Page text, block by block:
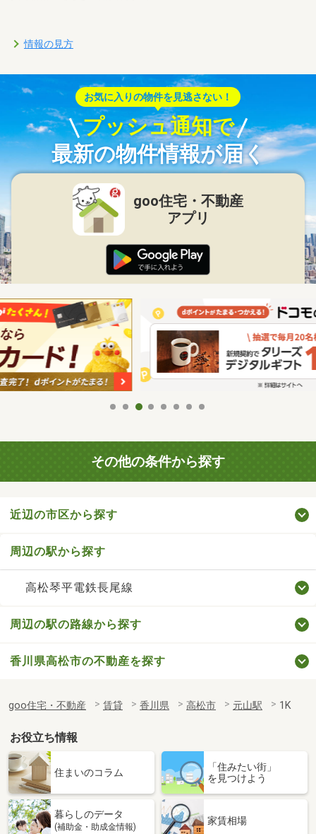
情報の見方
お気に入りの物件を見逃さない！
プッシュ通知で
最新の物件情報が届く
goo住宅・不動産
アプリ
その他の条件から探す
近辺の市区から探す
周辺の駅から探す
高松琴平電鉄長尾線
周辺の駅の路線から探す
香川県高松市の不動産を探す
goo住宅・不動産 賃貸 香川県 高松市 元山駅 1K
お役立ち情報
住まいのコラム
「住みたい街」
を見つけよう
暮らしのデータ
(補助金・助成金情報)
家賃相場